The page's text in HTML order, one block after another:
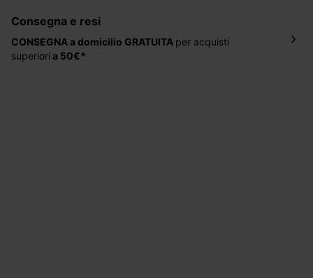
Consegna e resi
CONSEGNA a domicilio GRATUITA per acquisti
superiori a 50€*